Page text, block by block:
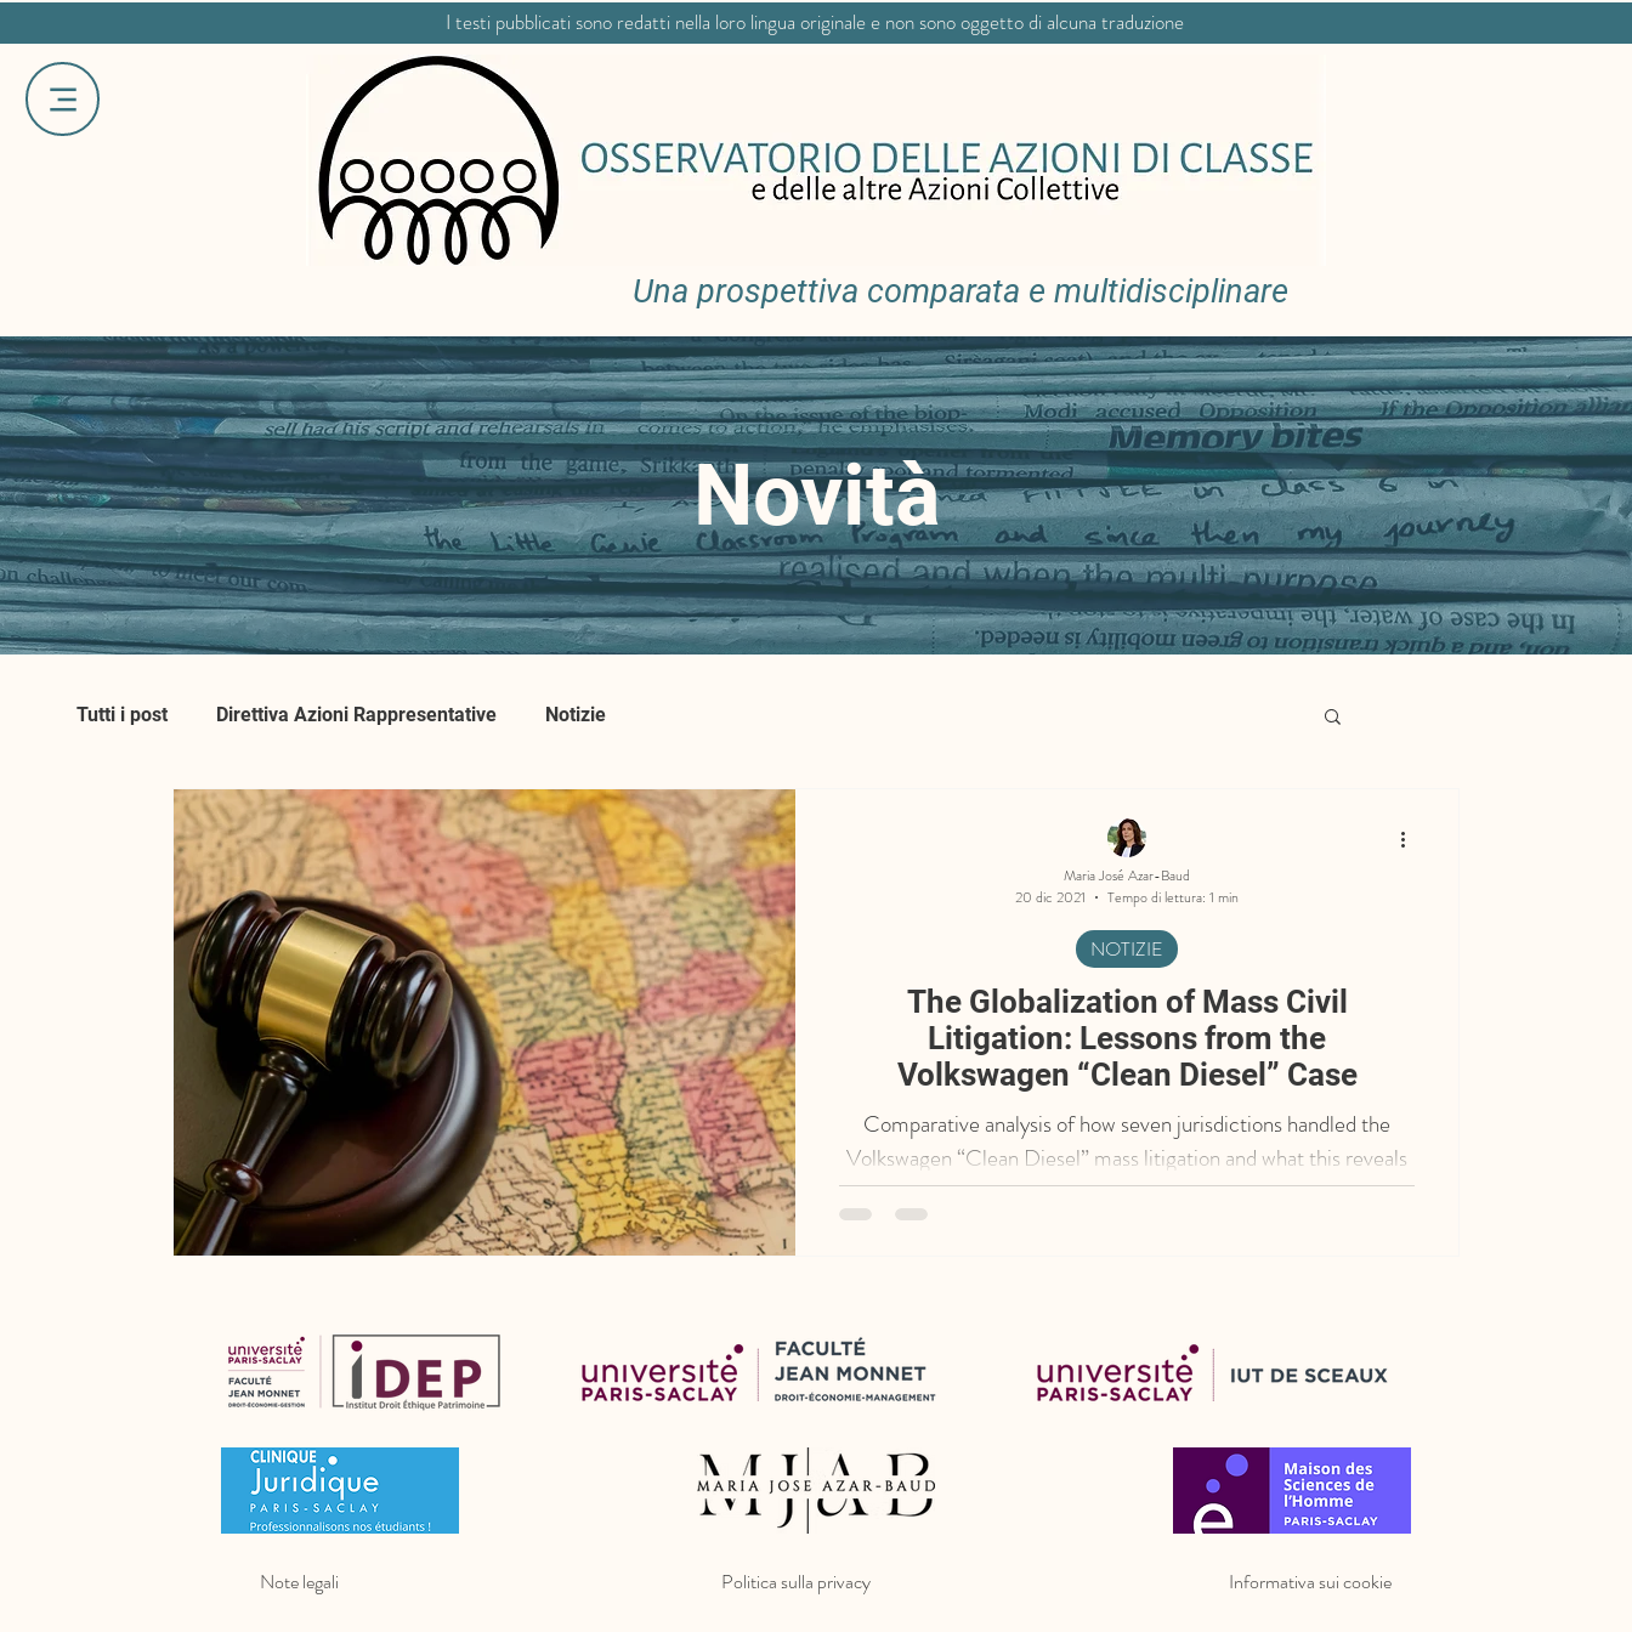
I testi pubblicati sono redatti nella loro lingua originale e non sono oggetto di alcuna traduzione
Una prospettiva comparata e multidisciplinare
Novità
Tutti i post Direttiva Azioni Rappresentative Notizie
The Globalization of Mass Civil
Litigation: Lessons from the
Volkswagen “Clean Diesel” Case
Comparative analysis of how seven jurisdictions handled the
Volkswagen “Clean Diesel” mass litigation and what this reveals
about the globalization of collective civil justice.
NOTIZIE
Maria José Azar-Baud
20 dic 2021
Tempo di lettura: 1 min
Note legali Politica sulla privacy Informativa sui cookie